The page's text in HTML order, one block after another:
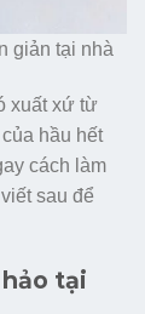
giản tại nhà
xuất xứ từ
hầu hết
cách làm
sau để
tại